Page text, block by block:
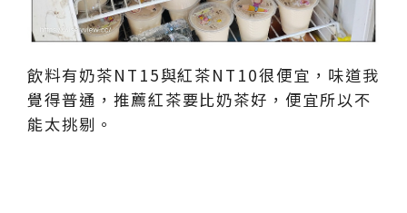
飲料有奶茶NT15與紅茶NT10很便宜，味道我
覺得普通，推薦紅茶要比奶茶好，便宜所以不
能太挑剔。